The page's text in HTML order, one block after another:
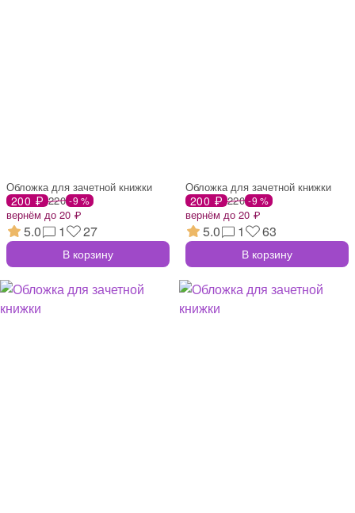
Обложка для зачетной книжки
200 ₽ 220 -9 %
вернём до 20 ₽
5.0 1 27
В корзину
Обложка для зачетной книжки
200 ₽ 220 -9 %
вернём до 20 ₽
5.0 1 63
В корзину